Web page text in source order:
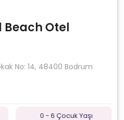
Beach Otel
No: 14, 48400 Bodrum
0 - 6 Çocuk Yaşı